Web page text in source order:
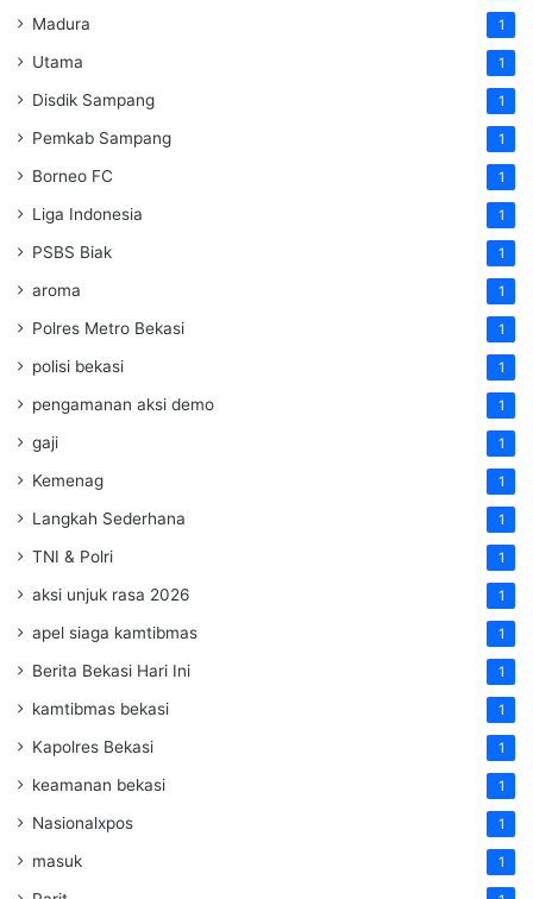
Madura 1
Utama 1
Disdik Sampang 1
Pemkab Sampang 1
Borneo FC 1
Liga Indonesia 1
PSBS Biak 1
aroma 1
Polres Metro Bekasi 1
polisi bekasi 1
pengamanan aksi demo 1
gaji 1
Kemenag 1
Langkah Sederhana 1
TNI & Polri 1
aksi unjuk rasa 2026 1
apel siaga kamtibmas 1
Berita Bekasi Hari Ini 1
kamtibmas bekasi 1
Kapolres Bekasi 1
keamanan bekasi 1
Nasionalxpos 1
masuk 1